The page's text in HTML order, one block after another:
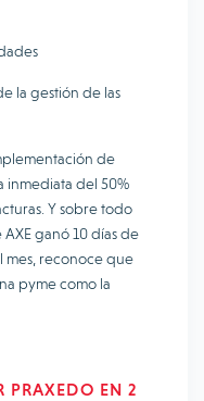
la gestión de las
de
inmediata del 50%
Y sobre todo
AXE ganó 10 días de
mes, reconoce que
pyme como la
PRAXEDO EN 2